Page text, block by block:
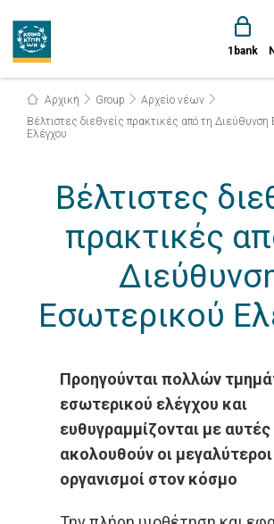
1bank
Αρχική Group
Αρχείο νέων
Βέλτιστες διεθνείς πρακτικές από τη
Ελέγχου
Βέλτιστες
πρακτικές
Εσωτερικού
Προηγούνται πολλών
εσωτερικού ελέγχου και
ευθυγραμμίζονται με
ακολουθούν οι μεγαλύτεροι
οργανισμοί στον κόσμο